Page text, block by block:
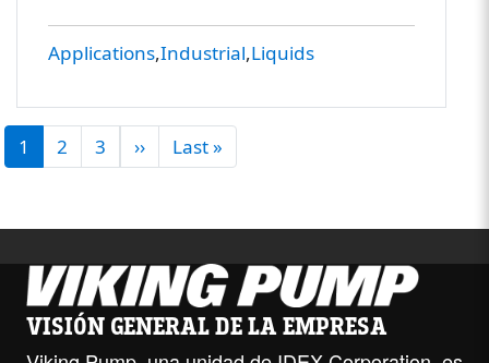
Applications Industrial Liquids
PAGINATION
1 2 3 ››Next page
Last »
VISIÓN GENERAL DE LA EMPRESA